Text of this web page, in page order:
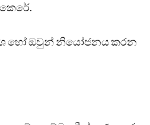
හෝ ඔවුන් නියෝජනය කරන